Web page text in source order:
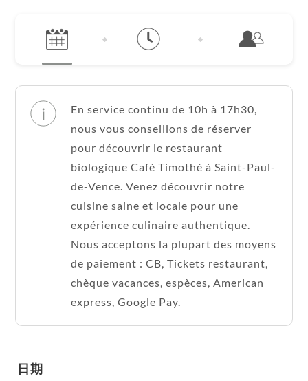
En service continu de 10h à 17h30,
nous vous conseillons de réserver
pour découvrir le restaurant
biologique Café Timothé à Saint-Paul-
de-Vence. Venez découvrir notre
cuisine saine et locale pour une
expérience culinaire authentique.
Nous acceptons la plupart des moyens
de paiement : CB, Tickets restaurant,
chèque vacances, espèces, American
express, Google Pay.
日期